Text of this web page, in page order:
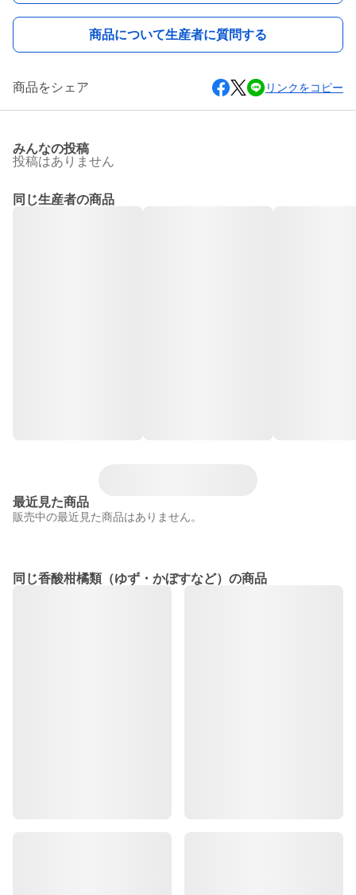
商品について生産者に質問する
商品をシェア リンクをコピー
みんなの投稿
投稿はありません
同じ生産者の商品
最近見た商品
販売中の最近見た商品はありません。
同じ香酸柑橘類（ゆず・かぼすなど）の商品